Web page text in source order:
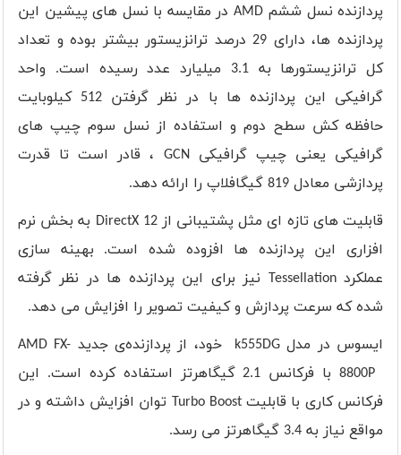
پردازنده نسل ششمAMD در مقایسه با نسل های پیشین این
پردازنده ها، دارای 29 درصد ترانزیستور بیشتر بوده و تعداد
کل ترانزیستورها به 3.1 میلیارد عدد رسیده است
. واحد
گرافیکی این پردازنده ها با در نظر گرفتن 512 کیلوبایت
حافظه کش سطح دوم و استفاده از نسل سوم چیپ های
گرافیکی یعنی چیپ گرافیکیGCN ، قادر است تا قدرت
پردازشی معادل 819 گیگافلاپ را ارائه دهد
.
قابلیت های تازه ای مثل پشتیبانی از DirectX 12 به بخش نرم
افزاری این پردازنده ها افزوده شده است. بهینه سازی
عملکردTessellation نیز برای این پردازنده ها در نظر گرفته
شده که سرعت پردازش و کیفیت تصویر را افزایش می دهد.
ایسوس در مدل k555DG خود، از پردازنده‌ی جدید AMD FX-
8800P
با فرکانس 2.1 گیگاهرتز استفاده کرده است. این
فرکانس کاری با قابلیتTurbo Boost توان افزایش داشته و در
مواقع نیاز به 3.4 گیگاهرتز می رسد.